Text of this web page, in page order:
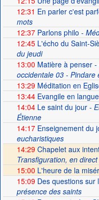
12:31 En parler c'est
mots
12:37Parlons philo -
12:45L'écho du Saint-
du jeudi
13:00 Matière à penser-
occidentale 03 - Pindare
13:29Méditation en
13:44Evangile en
14:04Le saint du jour-
Étienne
14:17Enseignement du
eucharistiques
14:29 Chapelet aux
Transfiguration, en direct
15:00 L'heure de la
15:09Des questions sur
présence des saints